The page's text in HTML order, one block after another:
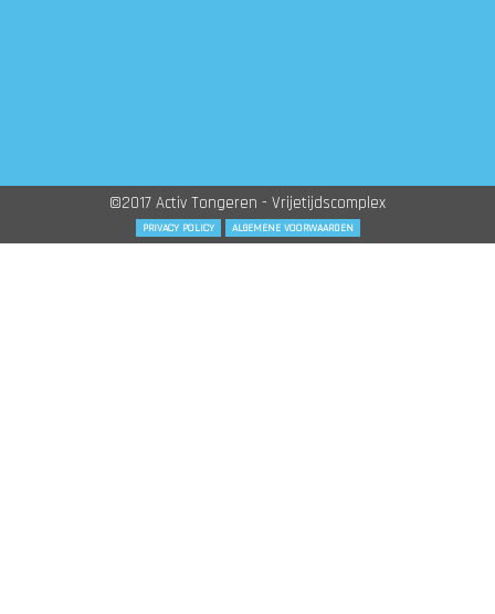
©2017 Activ Tongeren - Vrijetijdscomplex
PRIVACY POLICY ALGEMENE VOORWAARDEN